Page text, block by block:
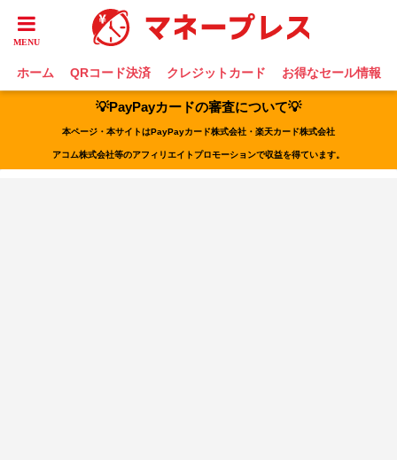
ホーム QRコード決済 クレジットカード お得なセール情報
💡PayPayカードの審査について💡
本ページ・本サイトはPayPayカード株式会社・楽天カード株式会社
アコム株式会社等のアフィリエイトプロモーションで収益を得ています。